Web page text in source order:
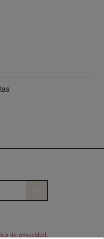
de privacidad.